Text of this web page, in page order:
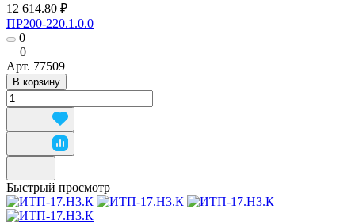
12 614.80 ₽
ПР200-220.1.0.0
0
0
Арт. 77509
В корзину
Быстрый просмотр